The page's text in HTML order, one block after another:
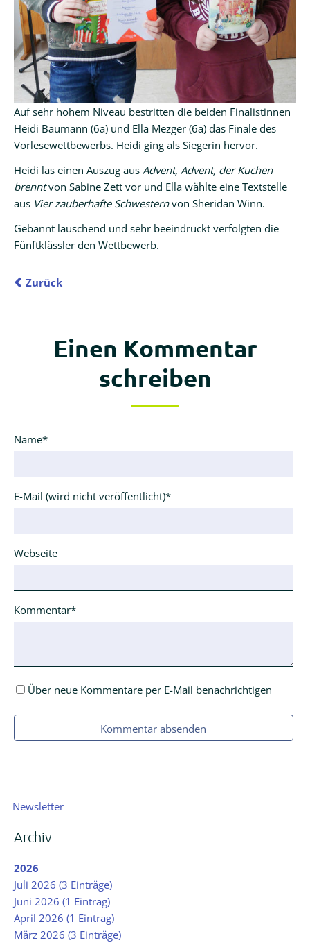
Auf sehr hohem Niveau bestritten die beiden Finalistinnen
Heidi Baumann (6a) und Ella Mezger (6a) das Finale des
Vorlesewettbewerbs. Heidi ging als Siegerin hervor.
Heidi las einen Auszug aus Advent, Advent, der Kuchen
brenntvon Sabine Zett vor und Ella wählte eine Textstelle
aus Vier zauberhafte Schwesternvon Sheridan Winn.
Gebannt lauschend und sehr beeindruckt verfolgten die
Fünftklässler den Wettbewerb.
Zurück
Einen Kommentar
schreiben
Pflichtfeld
Name*
Pflichtfeld
E-Mail (wird nicht veröffentlicht)*
Webseite
Pflichtfeld
Kommentar*
Über neue Kommentare per E-Mail benachrichtigen
Kommentar absenden
Navigation
Newsletter
Archiv
2026
Juli 2026 (3 Einträge)
Juni 2026 (1 Eintrag)
April 2026 (1 Eintrag)
März 2026 (3 Einträge)